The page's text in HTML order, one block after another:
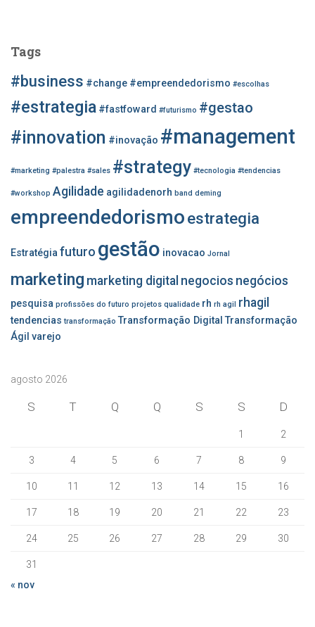
a
r
o
Tags
#business #change #empreendedorismo #escolhas
#estrategia #fastfoward #futurismo #gestao
#innovation #inovação #management
#marketing #palestra #sales #strategy #tecnologia #tendencias
#workshop Agilidade agilidadenorh band deming
empreendedorismoestrategia
Estratégiafuturo gestão inovacao Jornal
marketing marketing digital negocios negócios
pesquisa profissões do futuro projetos qualidade rh rh agil rhagil
tendencias transformação Transformação Digital Transformação
Ágil varejo
agosto 2026
S T Q Q S S D
1 2
3 4 5 6 7 8 9
10 11 12 13 14 15 16
17 18 19 20 21 22 23
24 25 26 27 28 29 30
31
« nov